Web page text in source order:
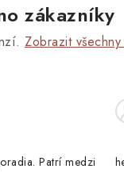
zákazníky
Zobrazit
Patrí medzi